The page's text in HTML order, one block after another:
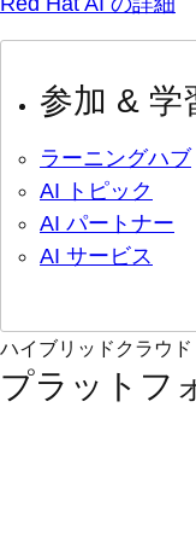
参加 & 学
ラーニングハブ
AI トピック
AI パートナー
AI サービス
ハイブリッドクラウド
プラットフ